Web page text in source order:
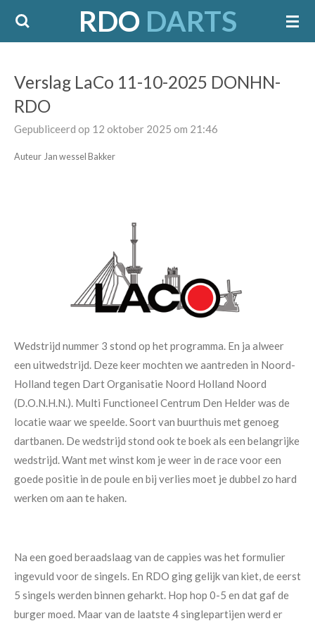
Ga
hoofdinhoud
RDO DARTS
Verslag LaCo 11-10-2025 DONHN-
RDO
Gepubliceerd op 12 oktober 2025 om 21:46
Auteur Jan wessel Bakker
Wedstrijd nummer 3 stond op het programma. En ja alweer
een uitwedstrijd. Deze keer mochten we aantreden in Noord-
Holland tegen Dart Organisatie Noord Holland Noord
(D.O.N.H.N.). Multi Functioneel Centrum Den Helder was de
locatie waar we speelde. Soort van buurthuis met genoeg
dartbanen. De wedstrijd stond ook te boek als een belangrijke
wedstrijd. Want met winst kom je weer in de race voor een
goede positie in de poule en bij verlies moet je dubbel zo hard
werken om aan te haken.
Na een goed beraadslaag van de cappies was het formulier
ingevuld voor de singels. En RDO ging gelijk van kiet, de eerst
5 singels werden binnen geharkt. Hop hop 0-5 en dat gaf de
burger moed. Maar van de laatste 4 singlepartijen werd er